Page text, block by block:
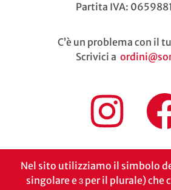
Partita IVA:
C’è un problema con il
Scrivici a
Nel sito utilizziamo il simbolo
singolare e ɜ per il plurale) che